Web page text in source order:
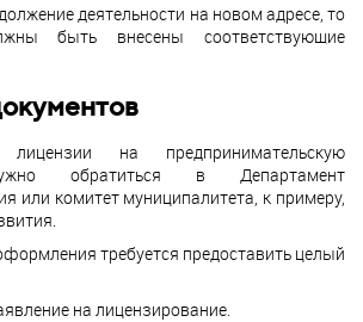
деятельности на новом адресе, то
быть внесены соответствующие
на предпринимательскую
обратиться в Департамент
или комитет муниципалитета, к примеру,
требуется предоставить целый
на лицензирование.